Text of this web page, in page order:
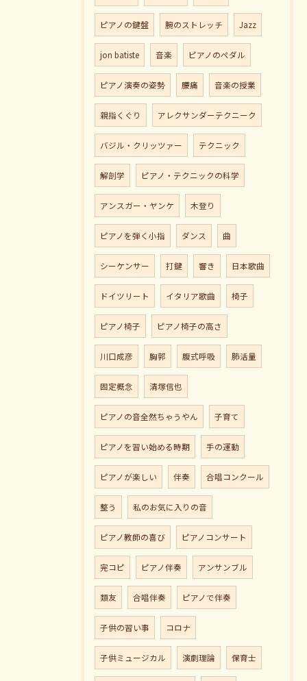
ピアノの鍵盤 腕のストレッチ Jazz
jon batiste 音楽 ピアノのペダル
ピアノ演奏の姿勢 腰痛 音楽の授業
親指くぐり アレクサンダーテクニーク
バジル・クリッツァー テクニック
解剖学 ピアノ・テクニックの科学
アンスガー・ヤンケ 木登り
ピアノを弾く小指 ダンス 曲
シーケンサー 打鍵 響き 日本歌曲
ドイツリート イタリア歌曲 椅子
ピアノ椅子 ピアノ椅子の高さ
川口成彦 胸郭 腹式呼吸 肺活量
固定概念 清塚信也
ピアノの音全然ちゃうやん 子育て
ピアノを習い始める時期 手の運動
ピアノが楽しい 伴奏 合唱コンクール
整う 私のお気に入りの音
ピアノ教師の喜び ピアノコンサート
完コピ ピアノ伴奏 アンサンブル
類友 合唱伴奏 ピアノで伴奏
子供の習い事 コロナ
子供ミュージカル 演劇理論 保育士